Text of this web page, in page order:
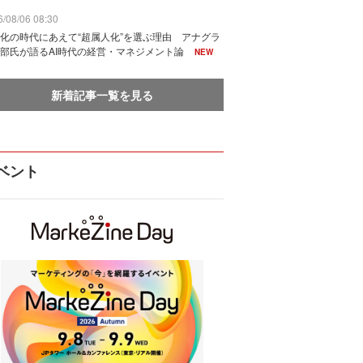
08/06 08:30
の時代にあえて“超属人化”を選ぶ理由 アナグラ
氏が語るAI時代の経営・マネジメント論
NEW
新着記事一覧を見る
ント